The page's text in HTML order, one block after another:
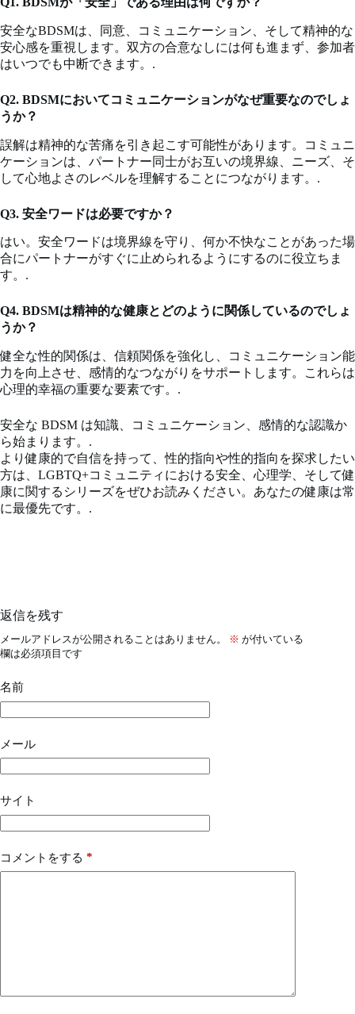
安全なBDSMは、同意、コミュニケーション、そして精神的な
安心感を重視します。双方の合意なしには何も進まず、参加者
はいつでも中断できます。.
Q2. BDSMにおいてコミュニケーションがなぜ重要なのでしょ
うか？
誤解は精神的な苦痛を引き起こす可能性があります。コミュニ
ケーションは、パートナー同士がお互いの境界線、ニーズ、そ
して心地よさのレベルを理解することにつながります。.
Q3. 安全ワードは必要ですか？
はい。安全ワードは境界線を守り、何か不快なことがあった場
合にパートナーがすぐに止められるようにするのに役立ちま
す。.
Q4. BDSMは精神的な健康とどのように関係しているのでしょ
うか？
健全な性的関係は、信頼関係を強化し、コミュニケーション能
力を向上させ、感情的なつながりをサポートします。これらは
心理的幸福の重要な要素です。.
安全な BDSM は知識、コミュニケーション、感情的な認識か
ら始まります。.
より健康的で自信を持って、性的指向や性的指向を探求したい
方は、LGBTQ+コミュニティにおける安全、心理学、そして健
康に関するシリーズをぜひお読みください。あなたの健康は常
に最優先です。.
返信を残す
メールアドレスが公開されることはありません。 ※ が付いている
欄は必須項目です
名前
メール
サイト
コメントをする *